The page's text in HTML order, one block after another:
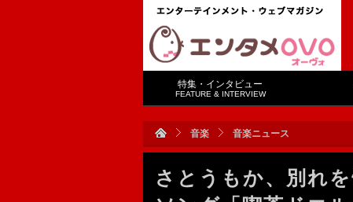
特集・インタビュー
FEATURE & INTERVIEW
音楽 音楽ニュース
さとうもか、別れ